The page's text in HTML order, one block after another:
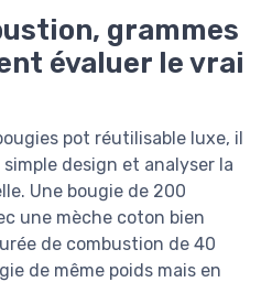
grammes
évaluer le vrai
pot réutilisable luxe, il
design et analyser la
Une bougie de 200
une mèche coton bien
de combustion de 40
de même poids mais en